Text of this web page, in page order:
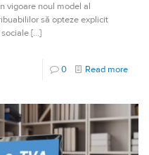
vigoare noul model al
să opteze explicit
[…]
0 Read more